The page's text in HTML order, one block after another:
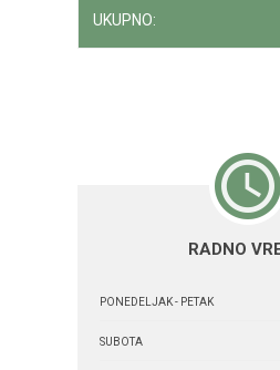
UKUPNO:
RADNO
PONEDELJAK - PETAK
SUBOTA